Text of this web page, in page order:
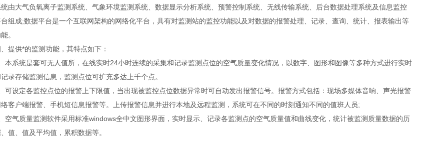
大气负氧离子监测系统、气象环境监测系统、数据显示分析系统、预警控制系统、无线传输系统、后台数据处理系统及信息监控
组成;数据平台是一个互联网架构的网络化平台，具有对监测站的监控功能以及对数据的报警处理、记录、查询、统计、报表输出等
。
供*的监测功能，其特点如下：
系统是套可无人值所，在线实时24小时连续的采集和记录监测点位的空气质量变化情况，以数字、图形和图像等多种方式进行实时
录存储监测信息，监测点位可扩充多达上千个点。
设定各监控点位的报警上下限值，当出现被监控点位数据异常时可自动发出报警信号。报警方式包括：现场多媒体音响、声光报警
客户端报警、手机短信息报警等。上传报警信息并进行本地及远程监测，系统可在不同的时刻通知不同的值班人员;
气质量监测软件采用标准windows全中文图形界面，实时显示、记录各监测点的空气质量值和曲线变化，统计被监测质量数据的历
值、值及平均值，累积数据等。